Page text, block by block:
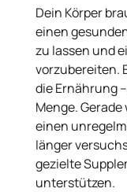
Dein Körper
einen
zu lassen und
vorzubereiten.
die Ernährung
Menge.
einen
länger
gezielte
unterstützen.